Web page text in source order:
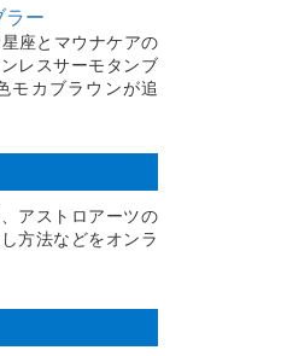
ラー
座とマウナケアの
レスサーモタンブ
モカブラウンが追
アストロアーツの
方法などをオンラ